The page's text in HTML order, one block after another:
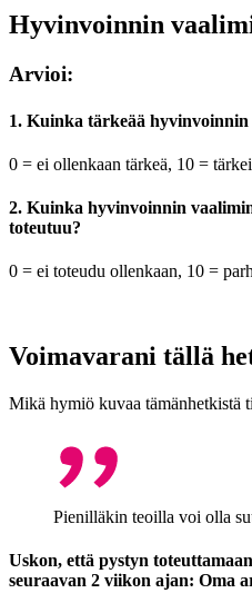
Hyvinvoinnin
Arvioi:
1. Kuinka tärkeää hyvinvoinnin
0 = ei ollenkaan tärkeä, 10 =
2. Kuinka hyvinvoinnin
toteutuu?
0 = ei toteudu ollenkaan, 10 =
Voimavarani tällä
Mikä hymiö kuvaa tämänhetkistä
Pienilläkin teoilla voi olla
Uskon, että pystyn
seuraavan 2 viikon ajan: Oma